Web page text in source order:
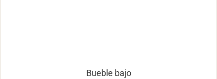
Bueble bajo